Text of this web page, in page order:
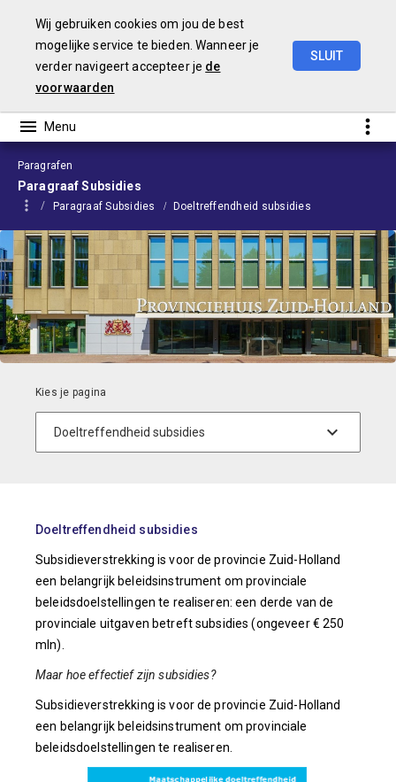
Wij gebruiken cookies om jou de best
mogelijke service te bieden. Wanneer je
verder navigeert accepteer je de
voorwaarden
SLUIT
Paragrafen
Paragraaf Subsidies
Paragraaf Subsidies Doeltreffendheid subsidies
Doeltreffendheid subsidies
Subsidieverstrekking is voor de provincie Zuid-Holland
een belangrijk beleidsinstrument om provinciale
beleidsdoelstellingen te realiseren: een derde van de
provinciale uitgaven betreft subsidies (ongeveer € 250
mln).
Maar hoe effectief zijn subsidies?
Subsidieverstrekking is voor de provincie Zuid-Holland
een belangrijk beleidsinstrument om provinciale
beleidsdoelstellingen te realiseren.